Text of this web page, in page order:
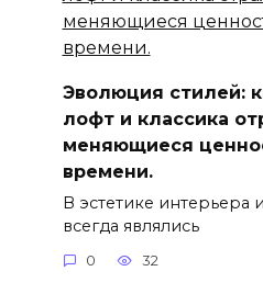
Эволюция стилей:
лофт и классика
меняющиеся
времени.
В эстетике интерьера
всегда являлись
0 32